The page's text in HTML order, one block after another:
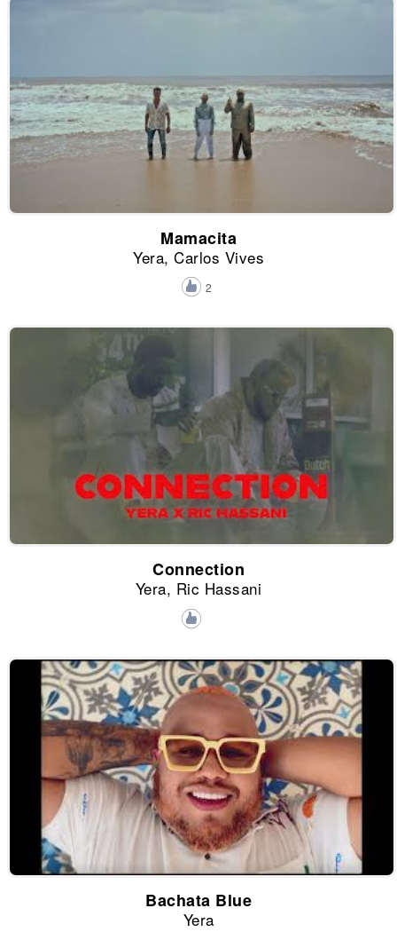
Mamacita
Yera, Carlos Vives
2
Connection
Yera, Ric Hassani
Bachata Blue
Yera